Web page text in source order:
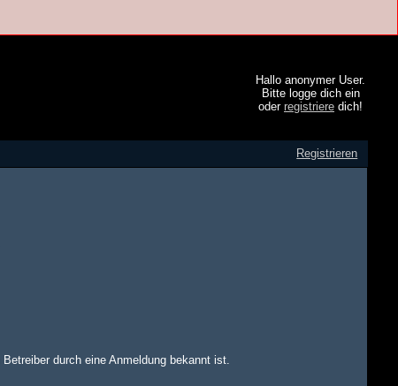
Hallo anonymer User.
Bitte logge dich ein
oder registriere dich!
Registrieren
durch eine Anmeldung bekannt ist.